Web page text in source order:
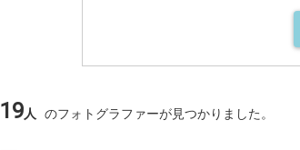
19人 のフォトグラファーが見つかりました。